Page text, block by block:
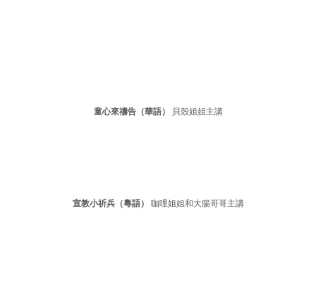
童心來禱告（華語） 貝殼姐姐主講
宣教小祈兵（粵語） 咖哩姐姐和大腸哥哥主講